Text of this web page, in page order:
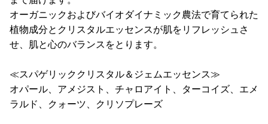
オーガニックおよびバイオダイナミック農法で育てられた
植物成分とクリスタルエッセンスが肌をリフレッシュさ
せ、肌と心のバランスをとります。
≪スパゲリッククリスタル＆ジェムエッセンス≫
オパール、アメジスト、チャロアイト、ターコイズ、エメ
ラルド、クォーツ、クリソプレーズ